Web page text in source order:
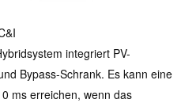
integriert PV-
Bypass-Schrank. Es kann eine
ms erreichen, wenn das